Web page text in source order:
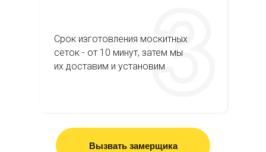
Срок изготовления москитных
сеток - от 10 минут, затем мы
их доставим и установим
Вызвать замерщика